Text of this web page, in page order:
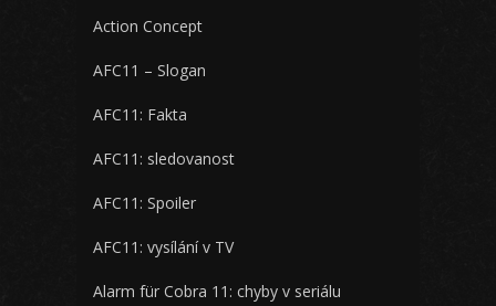
Action Concept
AFC11 – Slogan
AFC11: Fakta
AFC11: sledovanost
AFC11: Spoiler
AFC11: vysílání v TV
Alarm für Cobra 11: chyby v seriálu